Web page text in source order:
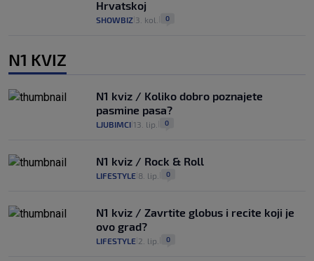
Hrvatskoj
SHOWBIZ 3. kol. 0
N1 KVIZ
N1 kviz / Koliko dobro poznajete
pasmine pasa?
LJUBIMCI 13. lip. 0
N1 kviz / Rock & Roll
LIFESTYLE 8. lip. 0
N1 kviz / Zavrtite globus i recite koji je
ovo grad?
LIFESTYLE 2. lip. 0